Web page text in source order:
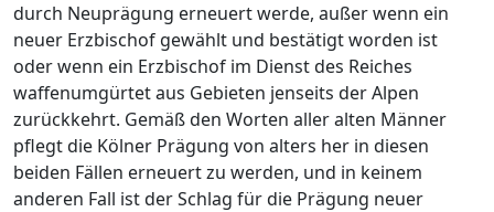
durch Neuprägung erneuert werde, außer wenn ein
neuer Erzbischof gewählt und bestätigt worden ist
oder wenn ein Erzbischof im Dienst des Reiches
waffenumgürtet aus Gebieten jenseits der Alpen
zurückkehrt. Gemäß den Worten aller alten Männer
pflegt die Kölner Prägung von alters her in diesen
beiden Fällen erneuert zu werden, und in keinem
anderen Fall ist der Schlag für die Prägung neuer